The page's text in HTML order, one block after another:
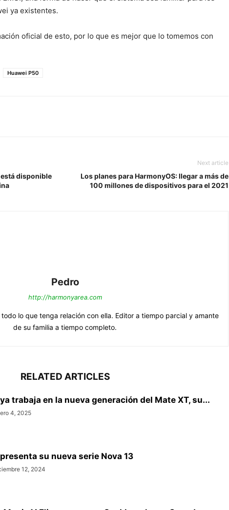
ya existentes.
oficial de esto, por lo que es mejor que lo tomemos con
Huawei P50
está disponible
Next article
Los planes para HarmonyOS: llegar a más de
100 millones de dispositivos para el 2021
Pedro
http://harmonyarea.com
lo que tenga relación con ella. Editor a tiempo parcial y amante
de su familia a tiempo completo.
RELATED ARTICLES
trabaja en la nueva generación del Mate XT, su...
4, 2025
su nueva serie Nova 13
12, 2024